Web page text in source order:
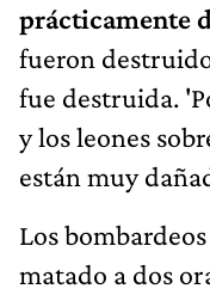
prácticamente
fueron
fue destruida.
y los leones
están muy
Los
matado a dos